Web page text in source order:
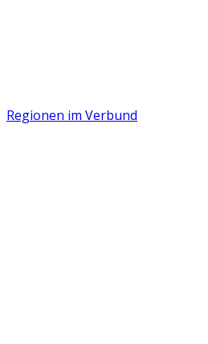
Regionen im Verbund